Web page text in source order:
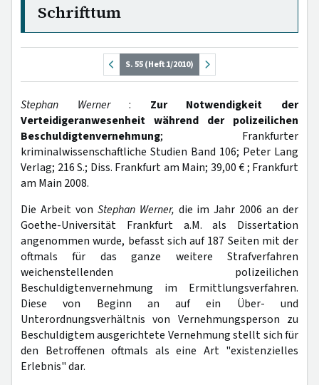
Schrifttum
S. 55 (Heft 1/2010)
Stephan Werner: Zur Notwendigkeit der
Verteidigeranwesenheit während der polizeilichen
Beschuldigtenvernehmung; Frankfurter
kriminalwissenschaftliche Studien Band 106; Peter Lang
Verlag; 216 S.; Diss. Frankfurt am Main; 39,00 € ; Frankfurt
am Main 2008.
Die Arbeit von Stephan Werner, die im Jahr 2006 an der
Goethe-Universität Frankfurt a.M. als Dissertation
angenommen wurde, befasst sich auf 187 Seiten mit der
oftmals für das ganze weitere Strafverfahren
weichenstellenden polizeilichen
Beschuldigtenvernehmung im Ermittlungsverfahren.
Diese von Beginn an auf ein Über- und
Unterordnungsverhältnis von Vernehmungsperson zu
Beschuldigtem ausgerichtete Vernehmung stellt sich für
den Betroffenen oftmals als eine Art "existenzielles
Erlebnis" dar.